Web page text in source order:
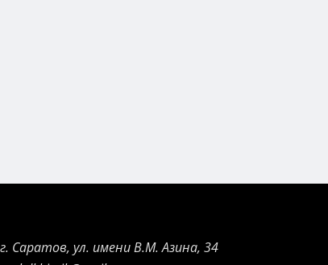
г. Саратов, ул. имени В.М. Азина, 34